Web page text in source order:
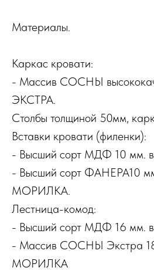
Материалы.
Каркас кровати:
- Массив СОСНЫ
ЭКСТРА.
Столбы толщиной 50мм,
Вставки кровати (филенки):
- Высший сорт МДФ 10 мм.
- Высший сорт ФАНЕРА10
МОРИЛКА.
Лестница-комод:
- Высший сорт МДФ 16 мм.
- Массив СОСНЫ Экстра
МОРИЛКА